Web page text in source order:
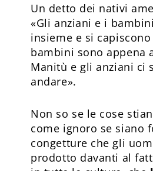
Un detto dei nativi
«Gli anziani e i
insieme e si
bambini sono appena
Manitù e gli anziani ci
andare».
Non so se le cose
come ignoro se siano
congetture che gli
prodotto davanti al